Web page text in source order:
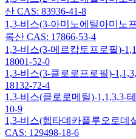
산 CAS: 83936-41-8
1,3-비스(3-아미노에틸아미노
록산 CAS: 17866-53-4
1,3-비스(3-메르캅토프로필)-
18001-52-0
1,3-비스(3-클로로프로필)-
18132-72-4
1,3-비스(클로로메틸)-1,1,3,3-
10-9
1,3-비스(헵타데카플루오로데
CAS: 129498-18-6